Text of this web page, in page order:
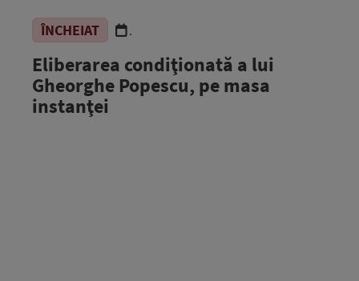
ÎNCHEIAT .
Eliberarea condiţionată a lui
Gheorghe Popescu, pe masa
instanţei